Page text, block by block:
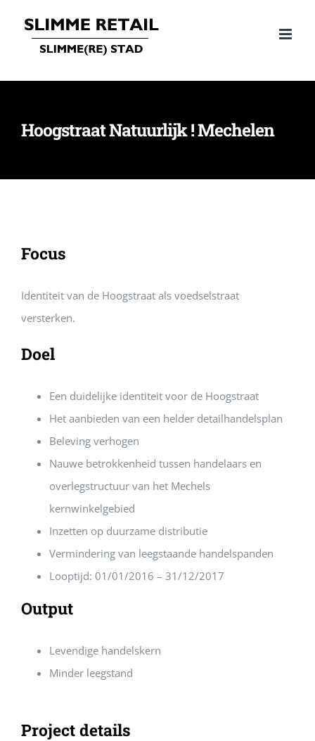
Hoogstraat Natuurlijk ! Mechelen
Focus
Identiteit van de Hoogstraat als voedselstraat
versterken.
Doel
Een duidelijke identiteit voor de Hoogstraat
Het aanbieden van een helder detailhandelsplan
Beleving verhogen
Nauwe betrokkenheid tussen handelaars en
overlegstructuur van het Mechels
kernwinkelgebied
Inzetten op duurzame distributie
Vermindering van leegstaande handelspanden
Looptijd: 01/01/2016 – 31/12/2017
Output
Levendige handelskern
Minder leegstand
Project details